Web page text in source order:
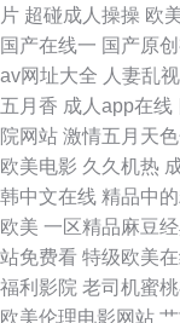
国产在线 91观看在线
本久久 国产精品久久
久草资源网 大香蕉菊
夜福利影院国产一区
螥 91成人影 视频国产
片 超碰成人操操 欧
国产在线一 国产原
av网址大全 人妻乱视
五月香 成人app在线
院网站 激情五月天
欧美电影 久久机热
韩中文在线 精品中
欧美 一区精品麻豆
站免费看 特级欧美
福利影院 老司机蜜
欧美伦理电影网站